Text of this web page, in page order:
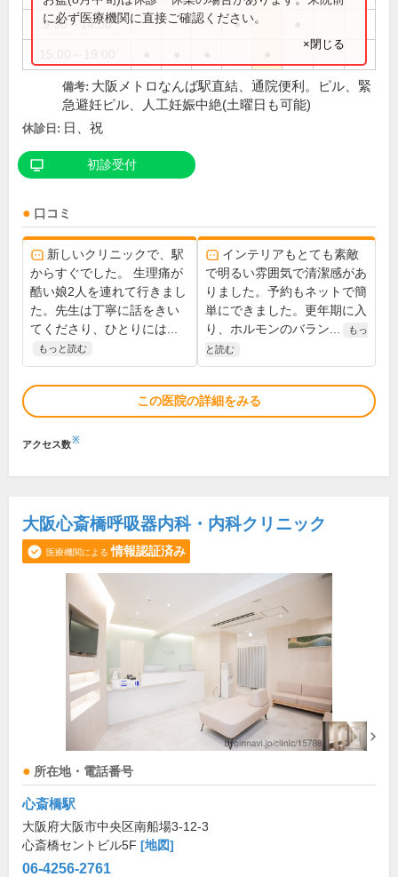
9:30～14:00 ●
に必ず医療機関に直接ご確認ください。
×閉じる
備考: 大阪メトロなんば駅直結、通院便利。ピル、緊
急避妊ピル、人工妊娠中絶(土曜日も可能)
休診日: 日、祝
初診受付
口コミ
新しいクリニックで、駅
からすぐでした。 生理痛が
酷い娘2人を連れて行きまし
た。先生は丁寧に話をきい
てくださり、ひとりには...
もっと読む
インテリアもとても素敵
で明るい雰囲気で清潔感があ
りました。予約もネットで簡
単にできました。更年期に入
り、ホルモンのバラン...
もっ
と読む
この医院の詳細をみる
アクセス数※
大阪心斎橋呼吸器内科・内科クリニック
医療機関による 情報認証済み
所在地・電話番号
心斎橋駅
大阪府大阪市中央区南船場3-12-3
心斎橋セントビル5F [地図]
06-4256-2761